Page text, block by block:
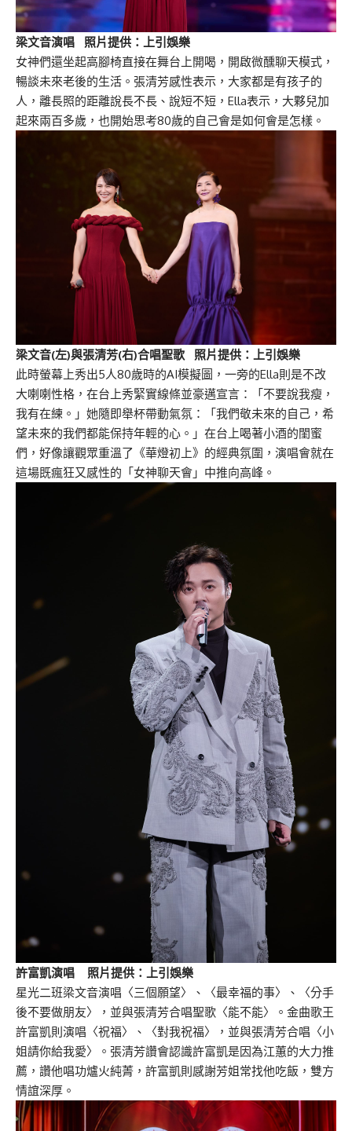
梁文音演唱 照片提供：上引娛樂
女神們還坐起高腳椅直接在舞台上開喝，開啟微醺聊天模式，
暢談未來老後的生活。張清芳感性表示，大家都是有孩子的
人，離長照的距離說長不長、說短不短，Ella表示，大夥兒加
起來兩百多歲，也開始思考80歲的自己會是如何會是怎樣。
梁文音(左)與張清芳(右)合唱聖歌 照片提供：上引娛樂
此時螢幕上秀出5人80歲時的AI模擬圖，一旁的Ella則是不改
大喇喇性格，在台上秀緊實線條並豪邁宣言：「不要說我瘦，
我有在練。」她隨即舉杯帶動氣氛：「我們敬未來的自己，希
望未來的我們都能保持年輕的心。」在台上喝著小酒的閨蜜
們，好像讓觀眾重溫了《華燈初上》的經典氛圍，演唱會就在
這場既瘋狂又感性的「女神聊天會」中推向高峰。
許富凱演唱 照片提供：上引娛樂
星光二班梁文音演唱〈三個願望〉、〈最幸福的事〉、〈分手
後不要做朋友〉，並與張清芳合唱聖歌〈能不能〉。金曲歌王
許富凱則演唱〈祝福〉、〈對我祝福〉，並與張清芳合唱〈小
姐請你給我愛〉。張清芳讚會認識許富凱是因為江蕙的大力推
薦，讚他唱功爐火純菁，許富凱則感謝芳姐常找他吃飯，雙方
情誼深厚。